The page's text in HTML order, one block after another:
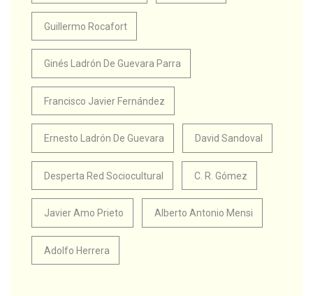
Guillermo Rocafort
Ginés Ladrón De Guevara Parra
Francisco Javier Fernández
Ernesto Ladrón De Guevara David Sandoval
Desperta Red Sociocultural C. R. Gómez
Javier Amo Prieto Alberto Antonio Mensi
Adolfo Herrera